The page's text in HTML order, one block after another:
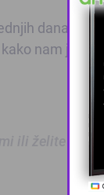
dana
nam je
ili želite